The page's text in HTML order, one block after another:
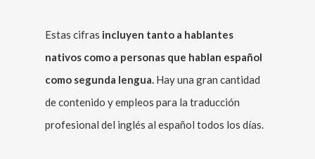
Estas cifras incluyen tanto a hablantes
nativos como a personas que hablan español
como segunda lengua. Hay una gran cantidad
de contenido y empleos para la traducción
profesional del inglés al español todos los días.